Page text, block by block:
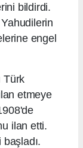
bildirdi.
engel
Türk
etmeye
ilan etti.